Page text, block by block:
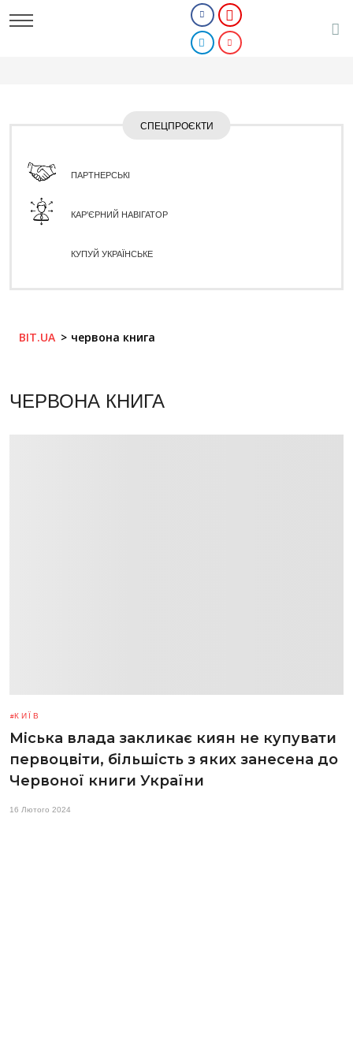
СПЕЦПРОЄКТИ
ПАРТНЕРСЬКІ
КАР'ЄРНИЙ НАВІГАТОР
КУПУЙ УКРАЇНСЬКЕ
BIT.UA червона книга
ЧЕРВОНА КНИГА
КИЇВ
Міська влада закликає киян не купувати
первоцвіти, більшість з яких занесена до
Червоної книги України
16 Лютого 2024